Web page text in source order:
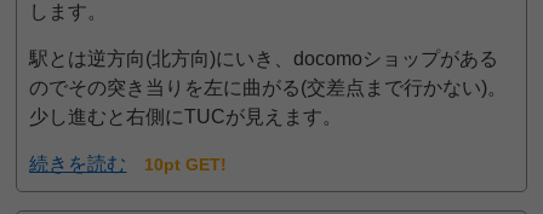
します。
駅とは逆方向(北方向)にいき、docomoショップがある
のでその突き当りを左に曲がる(交差点まで行かない)。
少し進むと右側にTUCが見えます。
続きを読む 10pt GET!